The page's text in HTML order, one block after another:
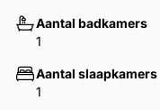
Aantal badkamers
1
Aantal slaapkamers
1